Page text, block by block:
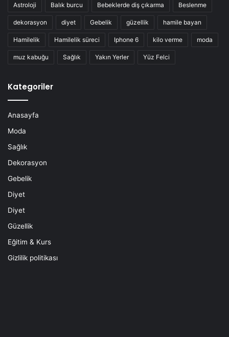
Astroloji Balık burcu Bebeklerde diş çıkarma Beslenme
dekorasyon diyet Gebelik güzellik hamile bayan
Hamilelik Hamilelik süreci Iphone 6 kilo verme moda
muz kabuğu Sağlık Yakın Yerler Yüz Felci
Kategoriler
Anasayfa
Moda
Sağlık
Dekorasyon
Gebelik
Diyet
Diyet
Güzellik
Eğitim & Kurs
Gizlilik politikası